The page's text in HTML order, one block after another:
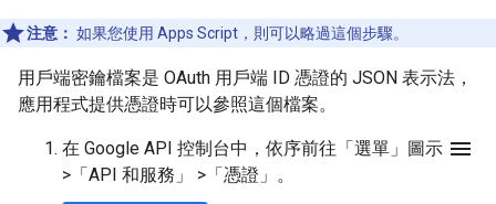
注意： 如果您使用 Apps Script，則可以略過這個步驟。
用戶端密鑰檔案是 OAuth 用戶端 ID 憑證的 JSON 表示法，
應用程式提供憑證時可以參照這個檔案。
在 Google API 控制台中，依序前往「選單」圖示 menu
> 「API 和服務」 > 「憑證」 。